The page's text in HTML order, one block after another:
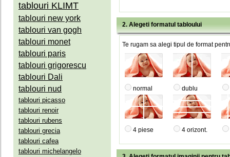
tablouri KLIMT
tablouri new york
tablouri van gogh
tablouri monet
tablouri paris
tablouri grigorescu
tablouri Dali
tablouri nud
tablouri picasso
tablouri renoir
tablouri rubens
tablouri grecia
tablouri cafea
tablouri michelangelo
2. Alegeti formatul tabloului
Te rugam sa alegi tipul de format
normal dublu
4 piese 4 orizont.